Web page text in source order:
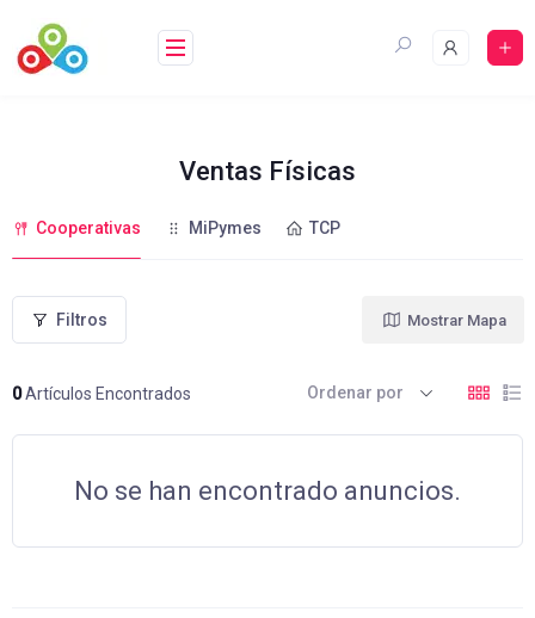
contenido
Ventas Físicas
Cooperativas MiPymes TCP
Filtros
0Artículos Encontrados
Mostrar Mapa
Ordenar por
No se han encontrado anuncios.